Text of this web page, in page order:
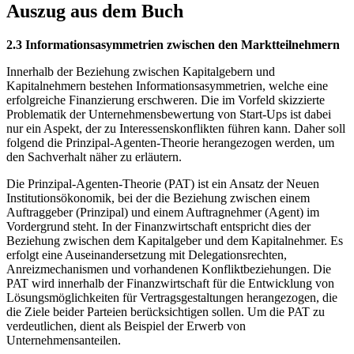
Auszug aus dem Buch
2.3 Informationsasymmetrien zwischen den Marktteilnehmern
Innerhalb der Beziehung zwischen Kapitalgebern und
Kapitalnehmern bestehen Informationsasymmetrien, welche eine
erfolgreiche Finanzierung erschweren. Die im Vorfeld skizzierte
Problematik der Unternehmensbewertung von Start-Ups ist dabei
nur ein Aspekt, der zu Interessenskonflikten führen kann. Daher soll
folgend die Prinzipal-Agenten-Theorie herangezogen werden, um
den Sachverhalt näher zu erläutern.
Die Prinzipal-Agenten-Theorie (PAT) ist ein Ansatz der Neuen
Institutionsökonomik, bei der die Beziehung zwischen einem
Auftraggeber (Prinzipal) und einem Auftragnehmer (Agent) im
Vordergrund steht. In der Finanzwirtschaft entspricht dies der
Beziehung zwischen dem Kapitalgeber und dem Kapitalnehmer. Es
erfolgt eine Auseinandersetzung mit Delegationsrechten,
Anreizmechanismen und vorhandenen Konfliktbeziehungen. Die
PAT wird innerhalb der Finanzwirtschaft für die Entwicklung von
Lösungsmöglichkeiten für Vertragsgestaltungen herangezogen, die
die Ziele beider Parteien berücksichtigen sollen. Um die PAT zu
verdeutlichen, dient als Beispiel der Erwerb von
Unternehmensanteilen.